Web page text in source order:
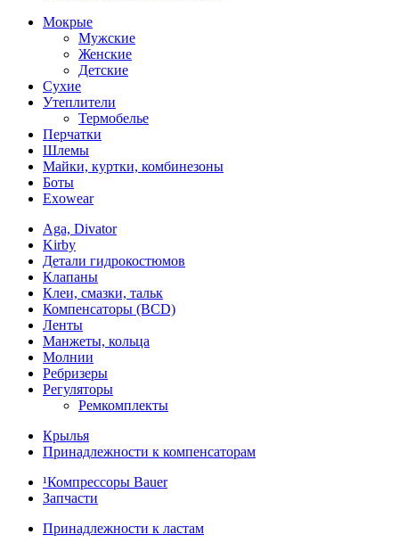
Мокрые
Мужские
Женские
Детские
Сухие
Утеплители
Термобелье
Перчатки
Шлемы
Майки, куртки, комбинезоны
Боты
Exowear
Aga, Divator
Kirby
Детали гидрокостюмов
Клапаны
Клеи, смазки, тальк
Компенсаторы (BCD)
Ленты
Манжеты, кольца
Молнии
Ребризеры
Регуляторы
Ремкомплекты
Крылья
Принадлежности к компенсаторам
¹Компрессоры Bauer
Запчасти
Принадлежности к ластам